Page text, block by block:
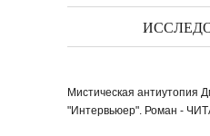
Мистическая антиутопия
"Интервьюер". Роман -